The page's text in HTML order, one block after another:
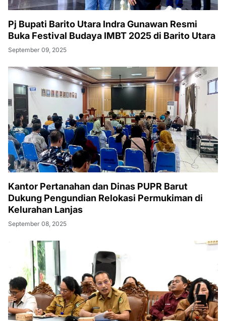
Pj Bupati Barito Utara Indra Gunawan Resmi
Buka Festival Budaya IMBT 2025 di Barito Utara
September 09, 2025
Kantor Pertanahan dan Dinas PUPR Barut
Dukung Pengundian Relokasi Permukiman di
Kelurahan Lanjas
September 08, 2025